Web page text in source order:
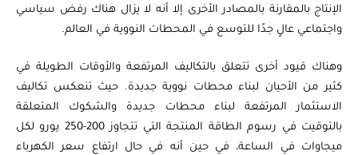
الإنتاج بالمقارنة بالمصادر الأخرى إلا أنه لا يزال هناك رفض سياسي
واجتماعي عالٍ جدًا للتوسع في المحطات النووية في العالم.
وهناك قيود أخرى تتعلق بالتكاليف المرتفعة والأوقات الطويلة في
كثير من الأحيان لبناء محطات نووية جديدة. حيث تنعكس تكاليف
الاستثمار المرتفعة لبناء محطات جديدة والشكوك المتعلقة
بالتوقيت في رسوم الطاقة المنتجة التي تتجاوز 200-250 يورو لكل
ميجاوات في الساعة، في حين أنه في حال ارتفاع سعر الكهرباء